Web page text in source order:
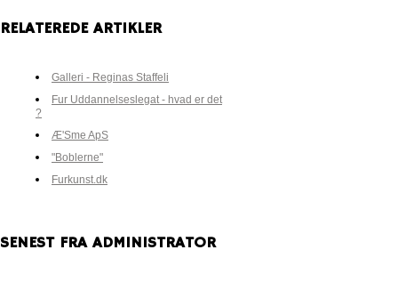
RELATEREDE ARTIKLER
Galleri - Reginas Staffeli
Fur Uddannelseslegat - hvad er det
?
Æ'Sme ApS
"Boblerne"
Furkunst.dk
SENEST FRA ADMINISTRATOR